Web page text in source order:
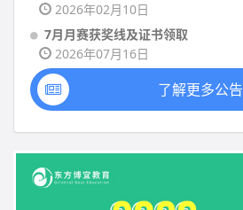
2026年02月10日
7月月赛获奖线及证书领取
2026年07月16日
了解更多公告